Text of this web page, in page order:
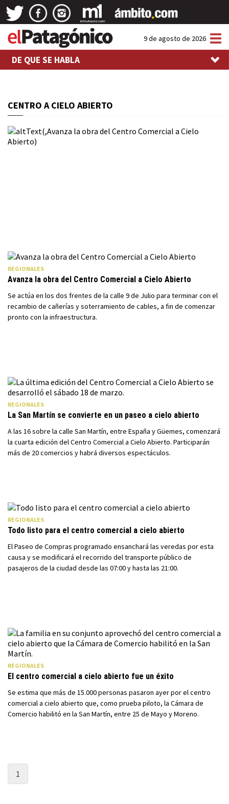
9 de agosto de 2026
DE QUE SE HABLA
CENTRO A CIELO ABIERTO
REGIONALES
Avanza la obra del Centro Comercial a Cielo Abierto
Se actúa en los dos frentes de la calle 9 de Julio para terminar con el
recambio de cañerías y soterramiento de cables, a fin de comenzar
pronto con la infraestructura.
REGIONALES
La San Martín se convierte en un paseo a cielo abierto
A las 16 sobre la calle San Martín, entre España y Güemes, comenzará
la cuarta edición del Centro Comercial a Cielo Abierto. Participarán
más de 20 comercios y habrá diversos espectáculos.
REGIONALES
Todo listo para el centro comercial a cielo abierto
El Paseo de Compras programado ensanchará las veredas por esta
causa y se modificará el recorrido del transporte público de
pasajeros de la ciudad desde las 07:00 y hasta las 21:00.
REGIONALES
El centro comercial a cielo abierto fue un éxito
Se estima que más de 15.000 personas pasaron ayer por el centro
comercial a cielo abierto que, como prueba piloto, la Cámara de
Comercio habilitó en la San Martín, entre 25 de Mayo y Moreno.
1